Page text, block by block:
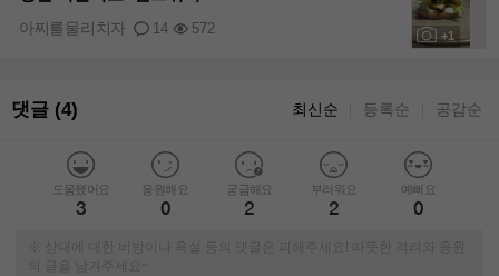
+1
14 572
아찌를물리치자
댓글 (4) 최신순 등록순 공감순
도움됐어요
3
응원해요
0
궁금해요
2
부러워요
2
예뻐요
0
※ 상대에 대한 비방이나 욕설 등의 댓글은 피해주세요! 따뜻한 격려와 응원